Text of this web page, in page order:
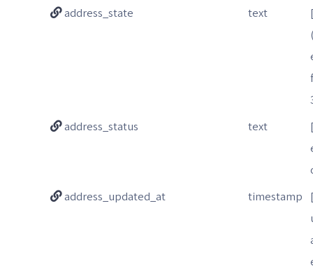
address_state
text
address_status
text
address_updated_at
timestamp